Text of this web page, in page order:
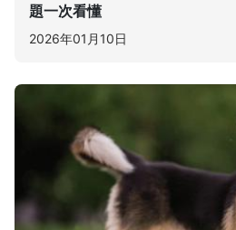
題一次看懂
2026年01月10日